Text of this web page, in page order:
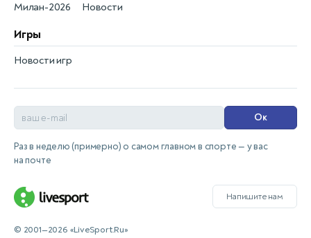
Новости
Милан-2026
Игры
Новости игр
Ок
Раз в неделю (примерно) о самом главном в спорте — у вас
на почте
Напишите нам
© 2001—2026 «LiveSport.Ru»